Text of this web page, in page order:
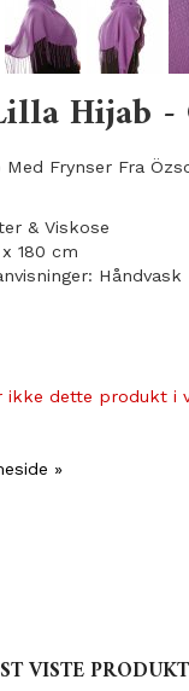
Hijab -
Frynser Fra
& Viskose
180 cm
Håndvask
dette produkt i
»
VISTE